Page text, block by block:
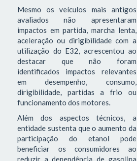
Mesmo os veículos mais antigos
avaliados não apresentaram
impactos em partida, marcha lenta,
aceleração ou dirigibilidade com a
utilização do E32, acrescentou ao
destacar que não foram
identificados impactos relevantes
em desempenho, consumo,
dirigibilidade, partidas a frio ou
funcionamento dos motores.
Além dos aspectos técnicos, a
entidade sustenta que o aumento da
participação do etanol pode
beneficiar os consumidores ao
reduzir a dependência de gasolina